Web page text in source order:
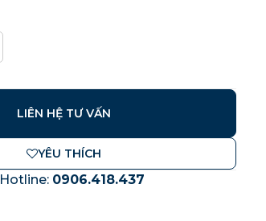
LIÊN HỆ TƯ VẤN
YÊU THÍCH
Hotline: 0906.418.437